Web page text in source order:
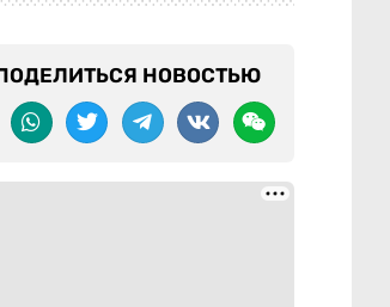
НОВОСТЬЮ